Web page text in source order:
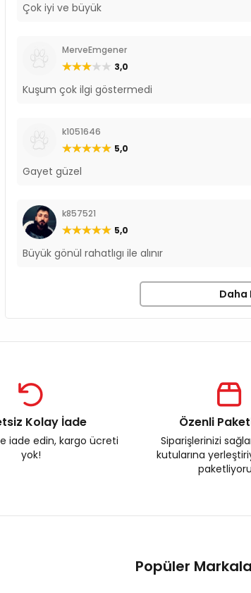
Çok iyi ve büyük
MerveEmgener
3,0
Kuşum çok ilgi göstermedi
k1051646
5,0
Gayet güzel
k857521
5,0
Büyük gönül rahatlıgı ile alınır
Daha
Kolay İade
iade edin, kargo ücreti
yok!
Özenli
Siparişlerinizi
kutularına
Popüler